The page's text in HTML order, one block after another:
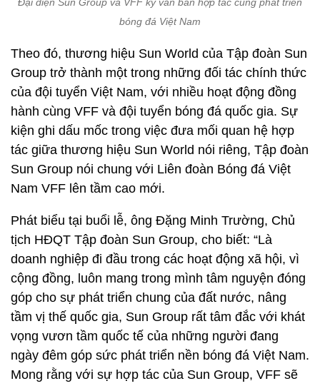
Đại diện Sun Group và VFF ký văn bản hợp tác cùng phát triển
bóng đá Việt Nam
Theo đó, thương hiệu Sun World của Tập đoàn Sun
Group trở thành một trong những đối tác chính thức
của đội tuyển Việt Nam, với nhiều hoạt động đồng
hành cùng VFF và đội tuyển bóng đá quốc gia. Sự
kiện ghi dấu mốc trong việc đưa mối quan hệ hợp
tác giữa thương hiệu Sun World nói riêng, Tập đoàn
Sun Group nói chung với Liên đoàn Bóng đá Việt
Nam VFF lên tầm cao mới.
Phát biểu tại buổi lễ, ông Đặng Minh Trường, Chủ
tịch HĐQT Tập đoàn Sun Group, cho biết: “Là
doanh nghiệp đi đầu trong các hoạt động xã hội, vì
cộng đồng, luôn mang trong mình tâm nguyện đóng
góp cho sự phát triển chung của đất nước, nâng
tầm vị thế quốc gia, Sun Group rất tâm đắc với khát
vọng vươn tầm quốc tế của những người đang
ngày đêm góp sức phát triển nền bóng đá Việt Nam.
Mong rằng với sự hợp tác của Sun Group, VFF sẽ